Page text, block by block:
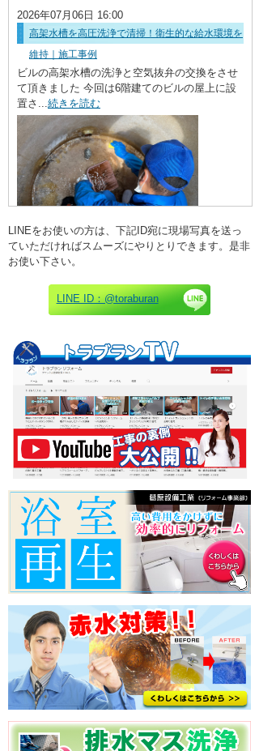
排水管・桝修繕（雨水・汚水）
給湯器・給湯管・配管漏れ
トイレの水漏れ・詰まり
水道管（給水）漏れ・配管
外装・エクステリア
賃貸リフォーム
その他
2026年07月06日 16:00
高架水槽を高圧洗浄で清掃！衛生的な給水環境を
維持｜施工事例
ビルの高架水槽の洗浄と空気抜弁の交換をさせ
て頂きました 今回は6階建てのビルの屋上に設
置さ...続きを読む
ベランダのひび割れ・滲みを解消！賃貸マンショ
ン防水工事
を全室行いました。 オーナー様より図...
読む
2026年05月07日 17:27
補助金を使ってのエコ設備住宅リフォーム
ホームページをご覧になりお問い合わせいただ
きました 補助金(助成金)をお使いになり洗面化
粧...続きを読む
LINEをお使いの方は、下記ID宛に現場写真を送っ
ていただければスムーズにやりとりできます。是非
お使い下さい。
LINE ID：@toraburan